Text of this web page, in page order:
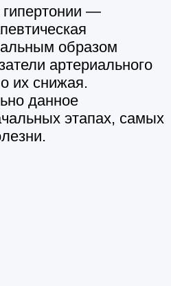
—
образом
артериального
их снижая.
данное
этапах, самых